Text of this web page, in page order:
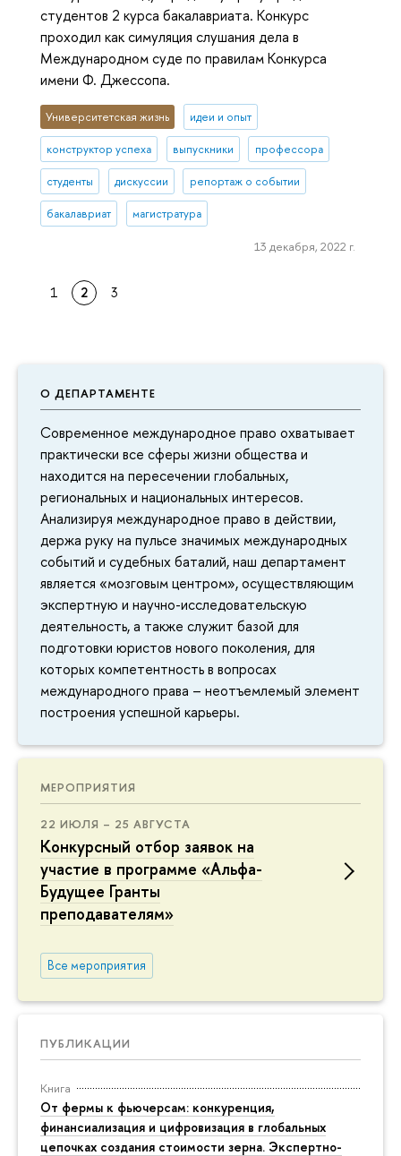
О ДЕПАРТАМЕНТЕ
Современное международное право охватывает
практически все сферы жизни общества и
находится на пересечении глобальных,
региональных и национальных интересов.
Анализируя международное право в действии,
держа руку на пульсе значимых международных
событий и судебных баталий, наш департамент
является «мозговым центром», осуществляющим
экспертную и научно-исследовательскую
деятельность, а также служит базой для
подготовки юристов нового поколения, для
которых компетентность в вопросах
международного права – неотъемлемый элемент
построения успешной карьеры.
МЕРОПРИЯТИЯ
22 ИЮЛЯ – 25 АВГУСТА
Конкурсный отбор заявок на
участие в программе «Альфа-
Будущее Гранты
преподавателям»
Все мероприятия
ПУБЛИКАЦИИ
Книга
От фермы к фьючерсам: конкуренция,
финансиализация и цифровизация в глобальных
цепочках создания стоимости зерна. Экспертно-
студентов 2 курса бакалавриата. Конкурс
проходил как симуляция слушания дела в
Международном суде по правилам Конкурса
имени Ф. Джессопа.
Университетская жизнь идеи и опыт
конструктор успеха выпускники профессора
студенты дискуссии репортаж о событии
бакалавриат магистратура
13 декабря, 2022 г.
1 2 3